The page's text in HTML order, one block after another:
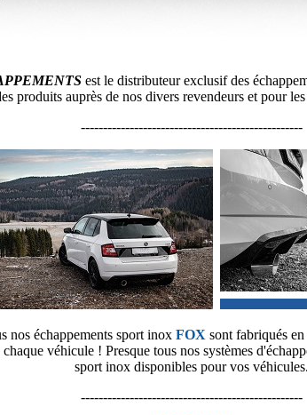
est le distributeur exclusif des
produits auprès de nos divers revendeurs et pour
--------------------------------------------------
nos échappements sport inox FOX sont fabriqués
véhicule ! Presque tous nos systèmes
sport inox disponibles pour vos véhicules.
--------------------------------------------------